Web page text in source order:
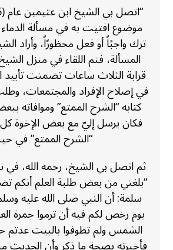
موضوع افتيت به في مسألة
ترك واجبًاً أو فعل محظورًاً، وأراد
المسألة، فتم اللقاء في منزل
قرابة الثلاث ساعات تضمنت تأييد
في إصلاح الإفراد والمجتمعات،
كتابه “الشرح الممتع” وموافاته
فكان يرسل إليّ مع بعض الإخوة
“الشرح الممتع” في
ثم اتصل بي الشيخ، رحمه الله، في
“بلغني من بعض طلبة العلم أنكم
سلمة: أن النبي صلى الله عليه
يوم رخص لكم فيه أن ترموا جمرة
الشمس ولم تطوفوا بالبيت عدتم